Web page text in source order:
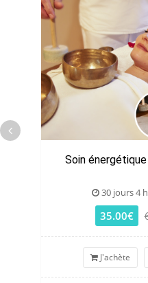
Soin
30 jours 4
35.00€
J'achète